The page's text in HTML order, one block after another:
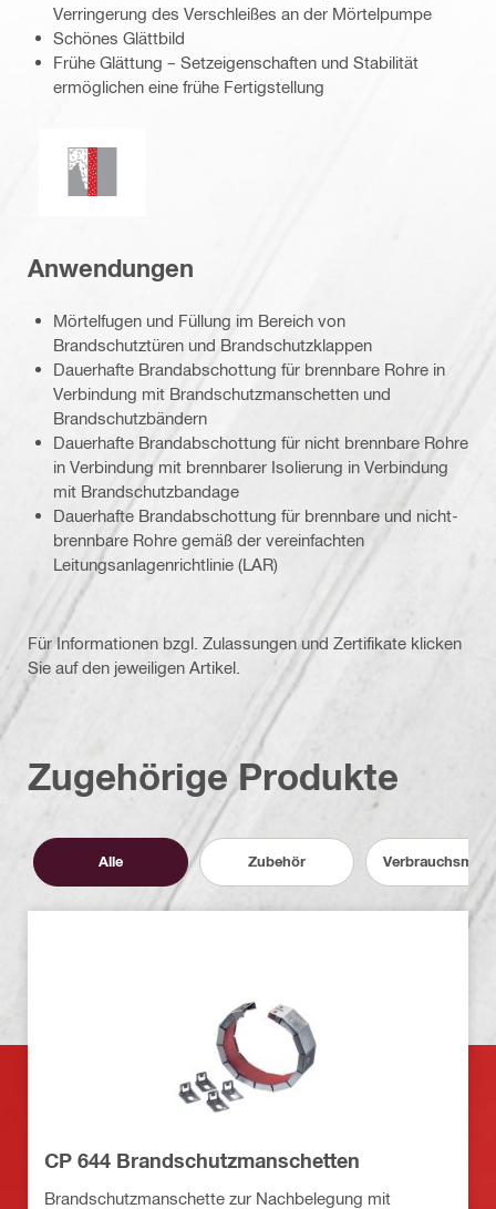
Verringerung des Verschleißes an der Mörtelpumpe
Schönes Glättbild
Frühe Glättung – Setzeigenschaften und Stabilität
ermöglichen eine frühe Fertigstellung
Rauch- und Gasdichtigkeit
Anwendungen
Mörtelfugen und Füllung im Bereich von
Brandschutztüren und Brandschutzklappen
Dauerhafte Brandabschottung für brennbare Rohre in
Verbindung mit Brandschutzmanschetten und
Brandschutzbändern
Dauerhafte Brandabschottung für nicht brennbare Rohre
in Verbindung mit brennbarer Isolierung in Verbindung
mit Brandschutzbandage
Dauerhafte Brandabschottung für brennbare und nicht-
brennbare Rohre gemäß der vereinfachten
Leitungsanlagenrichtlinie (LAR)
Für Informationen bzgl. Zulassungen und Zertifikate klicken
Sie auf den jeweiligen Artikel.
Zugehörige Produkte
Alle Zubehör
CP 644 Brandschutzmanschetten
Brandschutzmanschette zur Nachbelegung mit